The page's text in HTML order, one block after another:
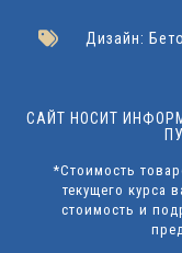
Дизайн:
САЙТ НОСИТ
*Стоимость
текущего курса
стоимость и